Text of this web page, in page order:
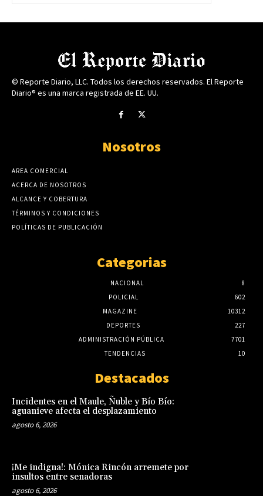
© Reporte Diario, LLC. Todos los derechos reservados. El Reporte
Diario® es una marca registrada de EE. UU.
Nosotros
AREA COMERCIAL
ACERCA DE NOSOTROS
ALCANCE Y COBERTURA
TÉRMINOS Y CONDICIONES
POLÍTICAS DE PUBLICACIÓN
Categorias
NACIONAL
8
POLICIAL
602
MAGAZINE
10312
DEPORTES
227
ADMINISTRACIÓN PÚBLICA
7701
TENDENCIAS
10
Destacados
Incidentes en el Maule, Ñuble y Bío Bío:
aguanieve afecta el desplazamiento
agosto 6, 2026
¡Me indigna!: Mónica Rincón arremete por
insultos entre senadoras
agosto 6, 2026